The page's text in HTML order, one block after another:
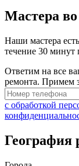
Мастера
Наши мастера
течение 30 минут
Ответим на все
ремонта. Примем
с обработкой
География